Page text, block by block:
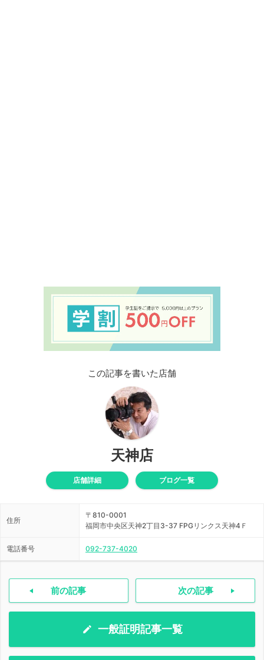
この記事を書いた店舗
天神店
店舗詳細 ブログ一覧
住所
〒810-0001
福岡市中央区天神2丁目3-37 FPGリンクス天神4Ｆ
電話番号 092-737-4020
前の記事 次の記事
一般証明記事一覧